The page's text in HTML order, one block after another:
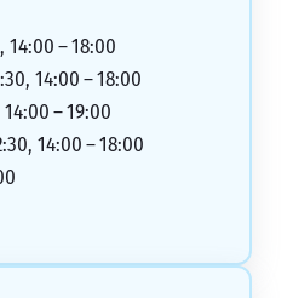
14:00 – 18:00
14:00 – 18:00
– 19:00
14:00 – 18:00